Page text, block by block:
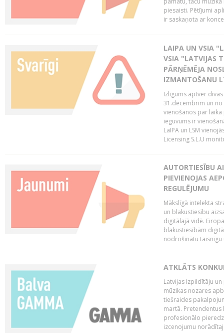
piesaisti. Pētījumi
ir saskaņota ar
LAIPA UN VSIA
VSIA "LATVIJAS
PĀRŅĒMĒJA
IZMANTOŠANU
Izlīgums aptver
31.decembrim un no
vienošanos par
ieguvums ir
LaIPA un LSM
Licensing S.L.U
AUTORTIESĪBU
PIEVIENOJAS
REGULĒJUMU
Mākslīgā intelekta
un blakustiesību
digitālajā vidē.
blakustiesībām
nodrošinātu taisnīgu
ATKLĀTS
Latvijas Izpildītāju
mūzikas nozares
tiešraides
martā. Pretendentus
profesionālo
izcenojumu